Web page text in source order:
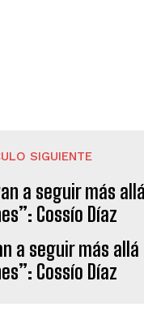
SIGUIENTE
a seguir más allá
Cossío Díaz